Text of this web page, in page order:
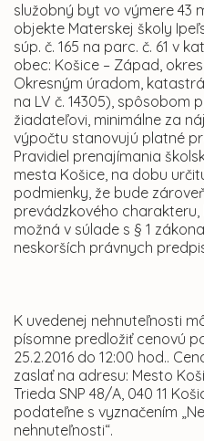
služobný byt vo výmere 43
objekte Materskej školy
súp. č. 165 na parc. č. 61 v
obec: Košice – Západ,
Okresným úradom,
na LV č. 14305), spôsobom
žiadateľovi, minimálne za
výpočtu stanovujú platné
Pravidiel prenajímania
mesta Košice, na dobu
podmienky, že bude
prevádzkového
možná v súlade s § 1
neskorších právnych
K uvedenej nehnuteľnosti
písomne predložiť cenovú
25.2.2016 do 12:00 hod..
zaslať na adresu: Mesto
Trieda SNP 48/A, 040 11
podateľne s vyznačením
nehnuteľnosti“.